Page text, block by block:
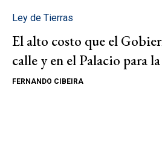
Ley de Tierras
El alto costo que el
calle y en el Palacio para
FERNANDO CIBEIRA